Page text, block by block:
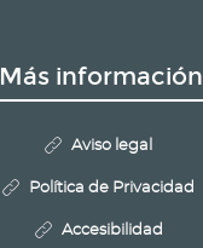
Más información
Aviso legal
Política de Privacidad
Accesibilidad